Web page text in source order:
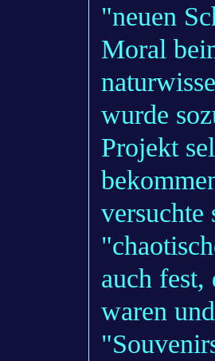
"neuen
Moral
wurde
Projekt
auch fest,
waren